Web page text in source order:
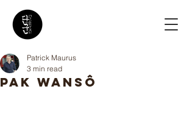
PAK Wansô
Patrick Maurus
3 min read